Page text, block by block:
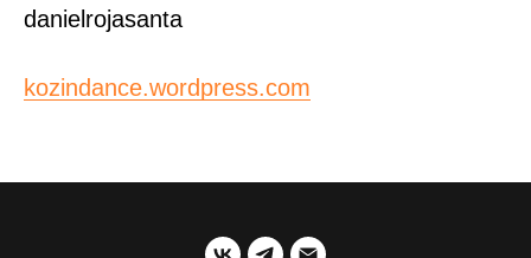
danielrojasanta
kozindance.wordpress.com